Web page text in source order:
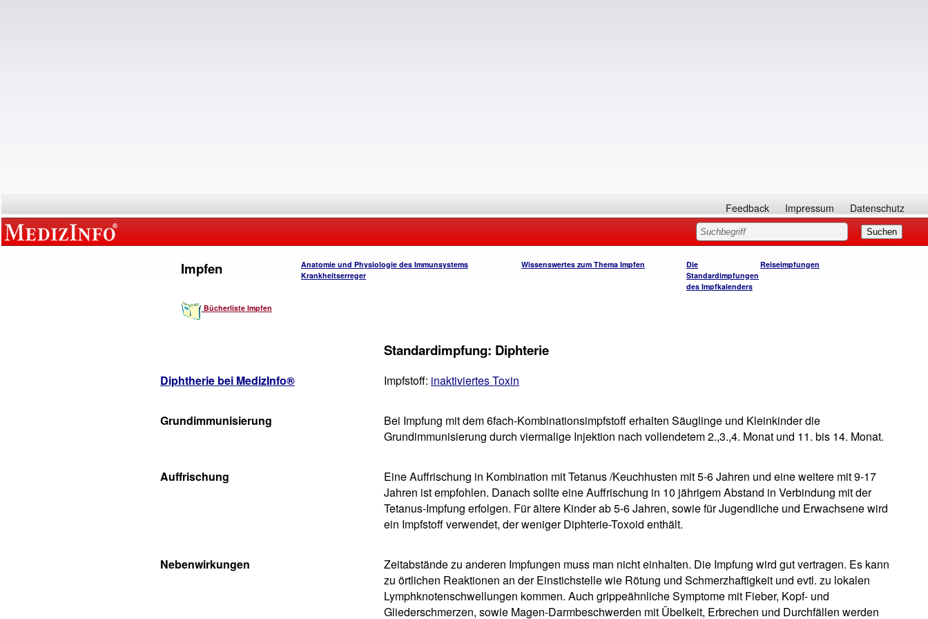
Feedback Impressum Datenschutz
Impfen
Bücherliste Impfen
Anatomie und Physiologie des Immunsystems
Krankheitserreger
Wissenswertes zum Thema Impfen
Die
Standardimpfungen
des Impfkalenders
Reiseimpfungen
Standardimpfung: Diphterie
Diphtherie bei MedizInfo® Impfstoff: inaktiviertes Toxin
Grundimmunisierung
Bei Impfung mit dem 6fach-Kombinationsimpfstoff erhalten Säuglinge und Kleinkinder die
Grundimmunisierung durch viermalige Injektion nach vollendetem 2.,3.,4. Monat und 11. bis 14. Monat.
Auffrischung
Eine Auffrischung in Kombination mit Tetanus /Keuchhusten mit 5-6 Jahren und eine weitere mit 9-17
Jahren ist empfohlen. Danach sollte eine Auffrischung in 10 jährigem Abstand in Verbindung mit der
Tetanus-Impfung erfolgen. Für ältere Kinder ab 5-6 Jahren, sowie für Jugendliche und Erwachsene wird
ein Impfstoff verwendet, der weniger Diphterie-Toxoid enthält.
Nebenwirkungen
Zeitabstände zu anderen Impfungen muss man nicht einhalten. Die Impfung wird gut vertragen. Es kann
zu örtlichen Reaktionen an der Einstichstelle wie Rötung und Schmerzhaftigkeit und evtl. zu lokalen
Lymphknotenschwellungen kommen. Auch grippeähnliche Symptome mit Fieber, Kopf- und
Gliederschmerzen, sowie Magen-Darmbeschwerden mit Übelkeit, Erbrechen und Durchfällen werden